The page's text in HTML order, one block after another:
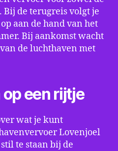
Bij de terugreis volgt je
aan de hand van het
Bij aankomst wacht
de luchthaven met
een rijtje
wat je kunt
Lovenjoel
te staan bij de